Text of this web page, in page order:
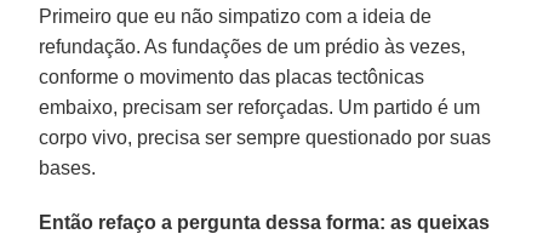
Primeiro que eu não simpatizo com a ideia de
refundação. As fundações de um prédio às vezes,
conforme o movimento das placas tectônicas
embaixo, precisam ser reforçadas. Um partido é um
corpo vivo, precisa ser sempre questionado por suas
bases.
Então refaço a pergunta dessa forma: as queixas